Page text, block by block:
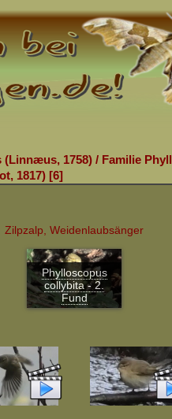
(Linnæus, 1758) / Familie
1817) 6
Zilpzalp, Weidenlaubsänger
Phylloscopus
collybita - 2.
Fund